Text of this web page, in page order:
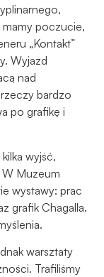
mamy poczucie,
„Kontakt”
Wyjazd
nad
bardzo
po grafikę i
wyjść,
Muzeum
wystawy: prac
grafik Chagalla.
warsztaty
Trafiliśmy
i
naszej
zwiększasz
na
ofert.